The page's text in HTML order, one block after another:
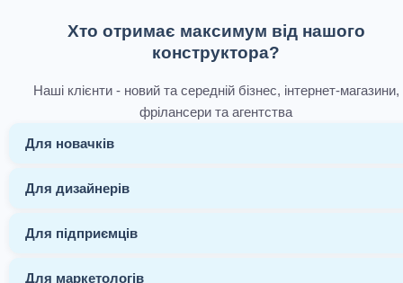
Хто отримає максимум від нашого
конструктора?
Наші клієнти - новий та середній бізнес, інтернет-магазини,
фрілансери та агентства
Для новачків
Для дизайнерів
Для підприємців
Для маркетологів